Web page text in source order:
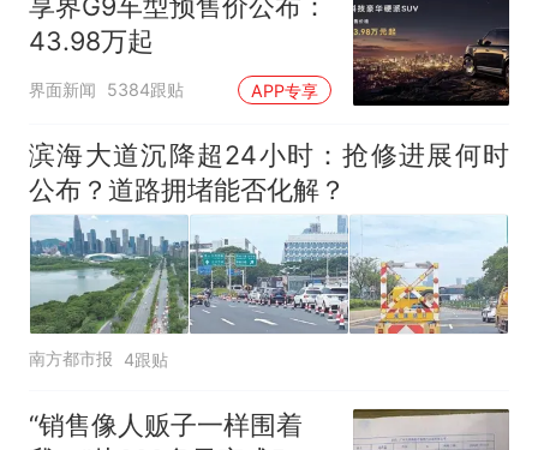
43.98万起
界面新闻 5384跟贴 APP专享
滨海大道沉降超24小时：抢修进展何时
公布？道路拥堵能否化解？
南方都市报 4跟贴
“销售像人贩子一样围着